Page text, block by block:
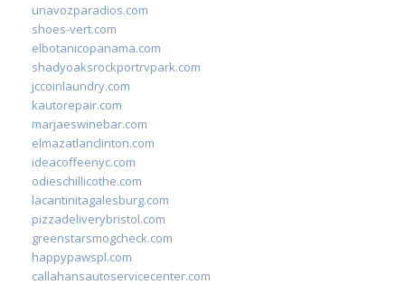
unavozparadios.com
shoes-vert.com
elbotanicopanama.com
shadyoaksrockportrvpark.com
jccoinlaundry.com
kautorepair.com
marjaeswinebar.com
elmazatlanclinton.com
ideacoffeenyc.com
odieschillicothe.com
lacantinitagalesburg.com
pizzadeliverybristol.com
greenstarsmogcheck.com
happypawspl.com
callahansautoservicecenter.com